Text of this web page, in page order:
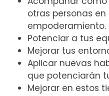
otras personas
empoderamiento.
Potenciar a tus
Mejorar tus
Aplicar nuevas
que potenciarán
Mejorar en estos